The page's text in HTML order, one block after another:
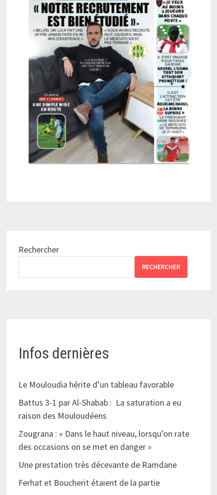
Rechercher
RECHERCHER
Infos dernières
Le Mouloudia hérite d’un tableau favorable
Battus 3-1 par Al-Shabab : La saturation a eu
raison des Mouloudéens
Zougrana : « Dans le haut niveau, lorsqu’on rate
des occasions on se met en danger »
Une prestation très décevante de Ramdane
Ferhat et Boucherit étaient de la partie